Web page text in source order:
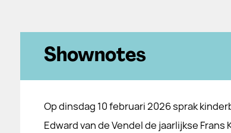
Shownotes
Op dinsdag 10 februari 2026 sprak
Edward van de Vendel de jaarlijkse